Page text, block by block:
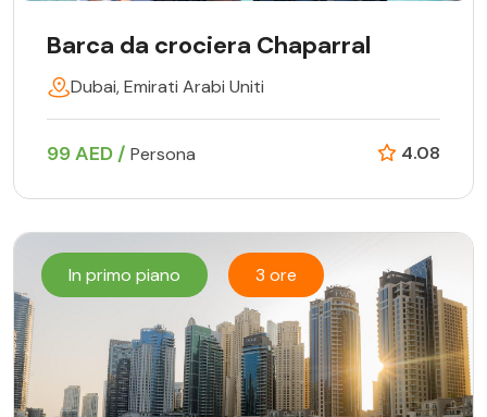
Barca da crociera Chaparral
Dubai, Emirati Arabi Uniti
99 AED / Persona 4.08
In primo piano 3 ore